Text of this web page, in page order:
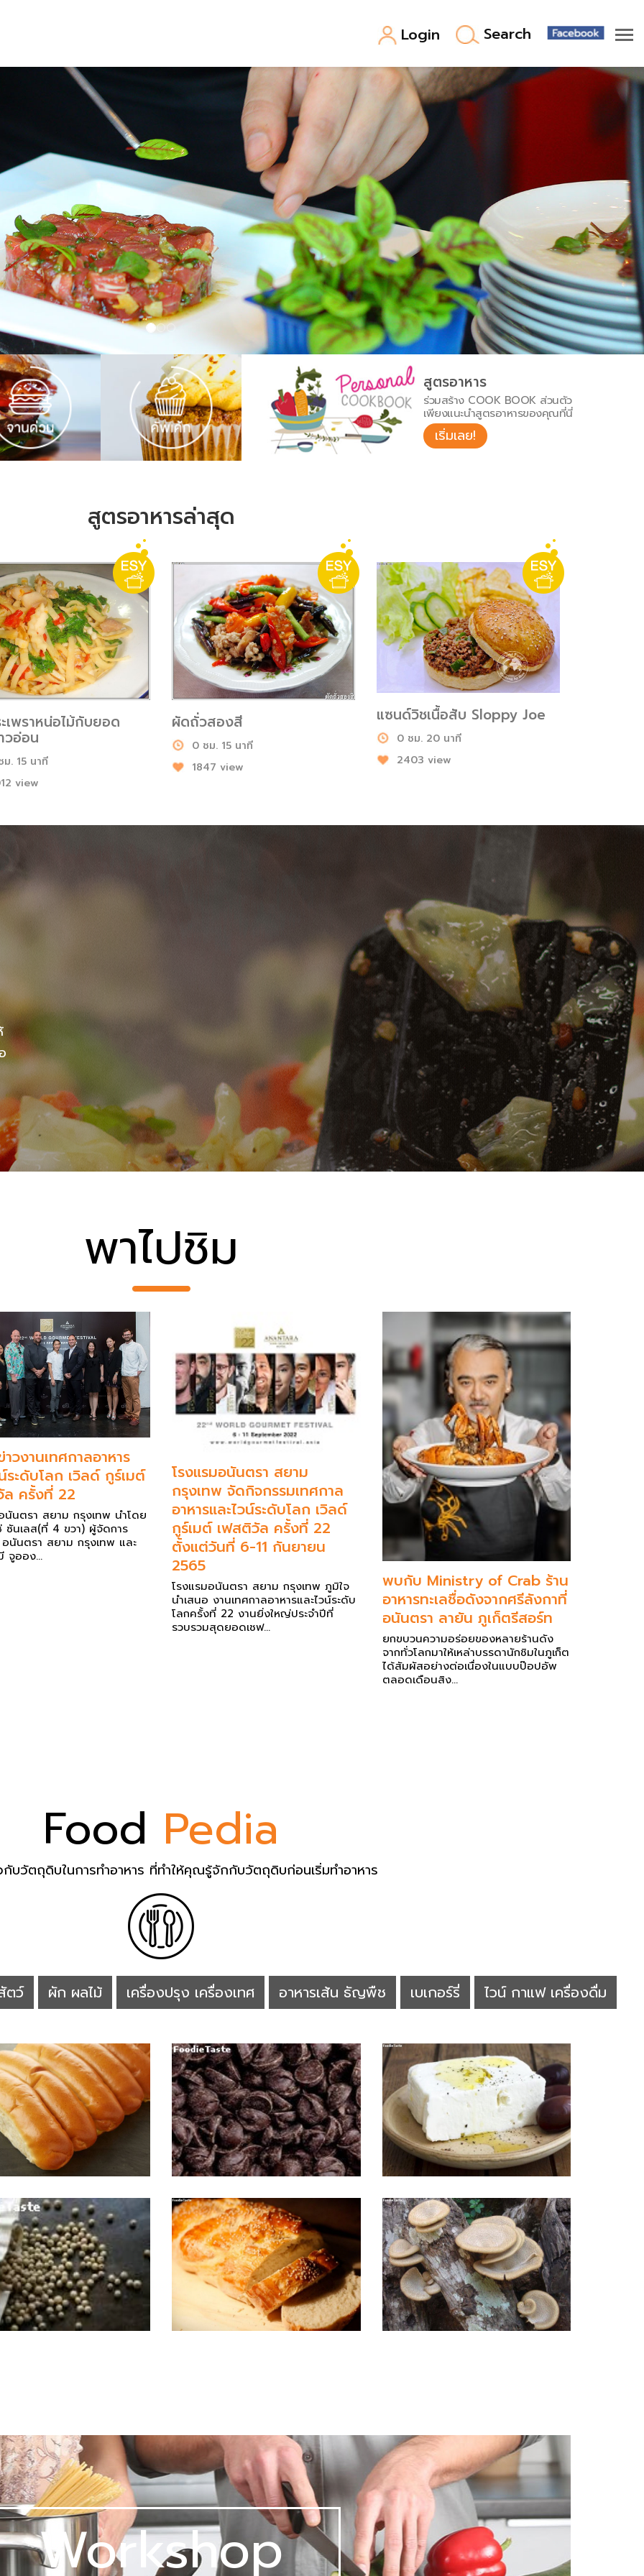
Login Search
สูตรอาหาร
ร่วมสร้าง COOK BOOK ส่วนตัว
เพียงแนะนำสูตรอาหารของคุณที่นี่
เริ่มเลย!
สูตรอาหารล่าสุด
เพราหน่อไม้กับยอด
วอ่อน
ม. 15 นาที
view
ผัดถั่วสองสี
0 ชม. 15 นาที
1847 view
แซนด์วิชเนื้อสับ Sloppy Joe
0 ชม. 20 นาที
2403 view
พาไปชิม
วงานเทศกาลอาหาร
ระดับโลก เวิลด์ กูร์เมต์
ล ครั้งที่ 22
นันตรา สยาม กรุงเทพ นำโดย
ซันเลส(ที่ 4 ขวา) ผู้จัดการ
อนันตรา สยาม กรุงเทพ และ
จูออง...
โรงแรมอนันตรา สยาม
กรุงเทพ จัดกิจกรรมเทศกาล
อาหารและไวน์ระดับโลก เวิลด์
กูร์เมต์ เฟสติวัล ครั้งที่ 22
ตั้งแต่วันที่ 6-11 กันยายน
2565
โรงแรมอนันตรา สยาม กรุงเทพ ภูมิใจ
นำเสนอ งานเทศกาลอาหารและไวน์ระดับ
โลกครั้งที่ 22 งานยิ่งใหญ่ประจำปีที่
รวบรวมสุดยอดเชฟ...
พบกับ Ministry of Crab ร้าน
อาหารทะเลชื่อดังจากศรีลังกาที่
อนันตรา ลายัน ภูเก็ตรีสอร์ท
ยกขบวนความอร่อยของหลายร้านดัง
จากทั่วโลกมาให้เหล่าบรรดานักชิมในภูเก็ต
ได้สัมผัสอย่างต่อเนื่องในแบบป๊อปอัพ
ตลอดเดือนสิง...
Food Pedia
กับวัตถุดิบในการทำอาหาร ที่ทำให้คุณรู้จักกับวัตถุดิบก่อนเริ่มทำอาหาร
ตว์ ผัก ผลไม้ เครื่องปรุง เครื่องเทศ อาหารเส้น ธัญพืช เบเกอร์รี่ ไวน์ กาแฟ เครื่องดื่ม
Workshop